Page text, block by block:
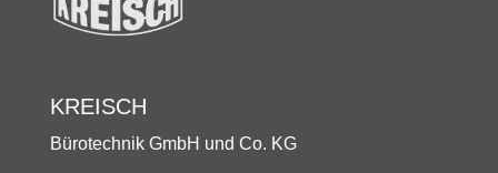
KREISCH
Bürotechnik GmbH und Co. KG